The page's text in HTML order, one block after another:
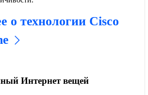
о технологии Cisco
Интернет вещей